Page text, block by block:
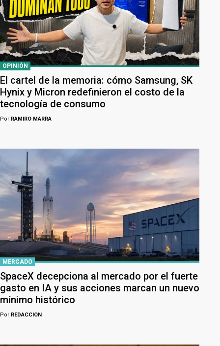
OPINIÓN
El cartel de la memoria: cómo Samsung, SK
Hynix y Micron redefinieron el costo de la
tecnología de consumo
Por RAMIRO MARRA
MERCADO
SpaceX decepciona al mercado por el fuerte
gasto en IA y sus acciones marcan un nuevo
mínimo histórico
Por REDACCION